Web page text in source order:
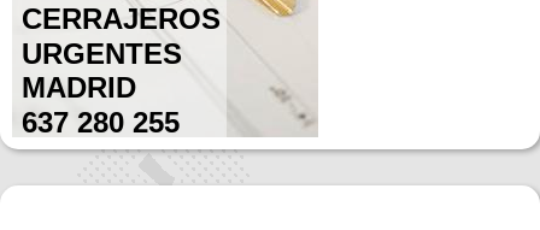
CERRAJEROS
URGENTES
MADRID
637 280 255